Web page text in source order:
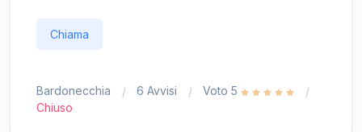
Chiama
Bardonecchia 6 Avvisi
Voto 5
Chiuso